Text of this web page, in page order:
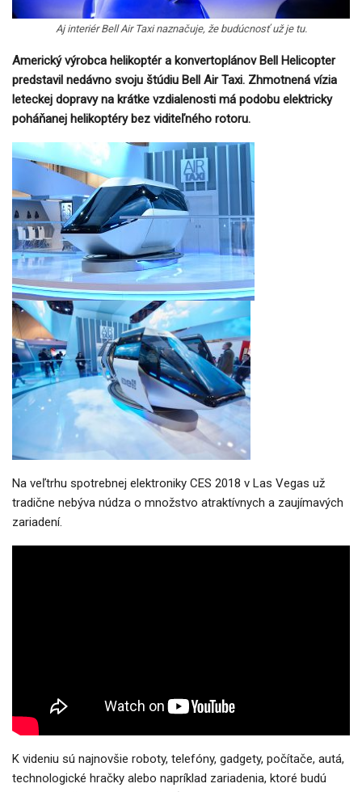
Aj interiér Bell Air Taxi naznačuje, že budúcnosť už je tu.
Americký výrobca helikoptér a konvertoplánov Bell Helicopter
predstavil nedávno svoju štúdiu Bell Air Taxi. Zhmotnená vízia
leteckej dopravy na krátke vzdialenosti má podobu elektricky
poháňanej helikoptéry bez viditeľného rotoru.
Na veľtrhu spotrebnej elektroniky CES 2018 v Las Vegas už
tradične nebýva núdza o množstvo atraktívnych a zaujímavých
zariadení.
K videniu sú najnovšie roboty, telefóny, gadgety, počítače, autá,
technologické hračky alebo napríklad zariadenia, ktoré budú